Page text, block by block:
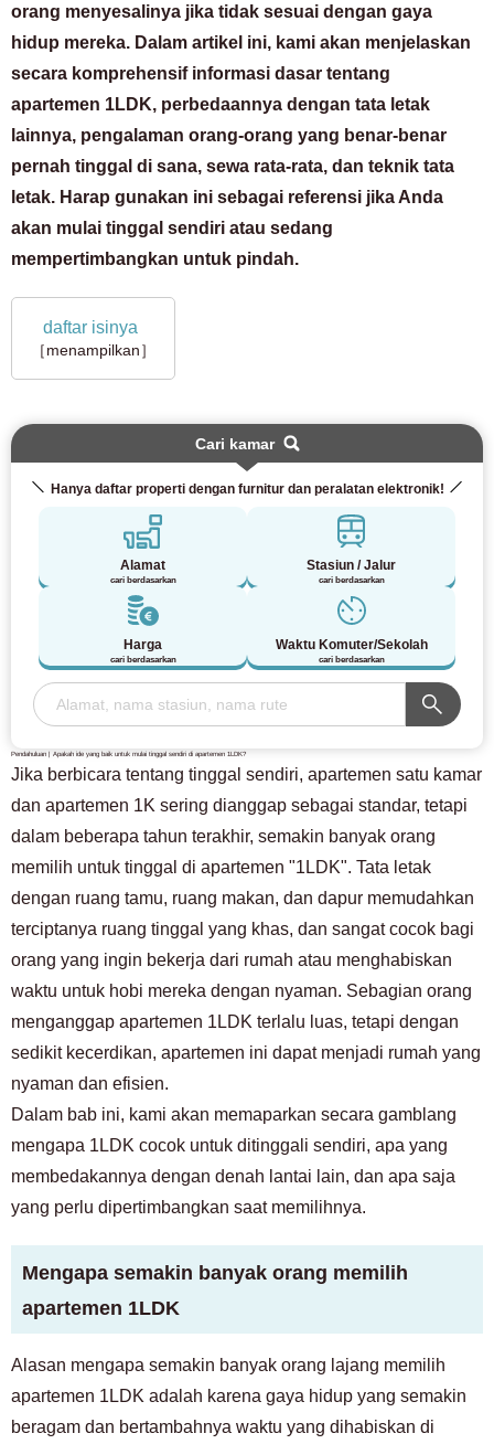
orang menyesalinya jika tidak sesuai dengan gaya
hidup mereka. Dalam artikel ini, kami akan menjelaskan
secara komprehensif informasi dasar tentang
apartemen 1LDK, perbedaannya dengan tata letak
lainnya, pengalaman orang-orang yang benar-benar
pernah tinggal di sana, sewa rata-rata, dan teknik tata
letak. Harap gunakan ini sebagai referensi jika Anda
akan mulai tinggal sendiri atau sedang
mempertimbangkan untuk pindah.
daftar isinya
［menampilkan］
Cari kamar
Hanya daftar properti dengan furnitur dan peralatan elektronik!
Alamat
cari berdasarkan
Stasiun / Jalur
cari berdasarkan
Harga
cari berdasarkan
Waktu Komuter/Sekolah
cari berdasarkan
Pendahuluan | Apakah ide yang baik untuk mulai tinggal sendiri di apartemen 1LDK?
Jika berbicara tentang tinggal sendiri, apartemen satu kamar
dan apartemen 1K sering dianggap sebagai standar, tetapi
dalam beberapa tahun terakhir, semakin banyak orang
memilih untuk tinggal di apartemen "1LDK". Tata letak
dengan ruang tamu, ruang makan, dan dapur memudahkan
terciptanya ruang tinggal yang khas, dan sangat cocok bagi
orang yang ingin bekerja dari rumah atau menghabiskan
waktu untuk hobi mereka dengan nyaman. Sebagian orang
menganggap apartemen 1LDK terlalu luas, tetapi dengan
sedikit kecerdikan, apartemen ini dapat menjadi rumah yang
nyaman dan efisien.
Dalam bab ini, kami akan memaparkan secara gamblang
mengapa 1LDK cocok untuk ditinggali sendiri, apa yang
membedakannya dengan denah lantai lain, dan apa saja
yang perlu dipertimbangkan saat memilihnya.
Mengapa semakin banyak orang memilih
apartemen 1LDK
Alasan mengapa semakin banyak orang lajang memilih
apartemen 1LDK adalah karena gaya hidup yang semakin
beragam dan bertambahnya waktu yang dihabiskan di